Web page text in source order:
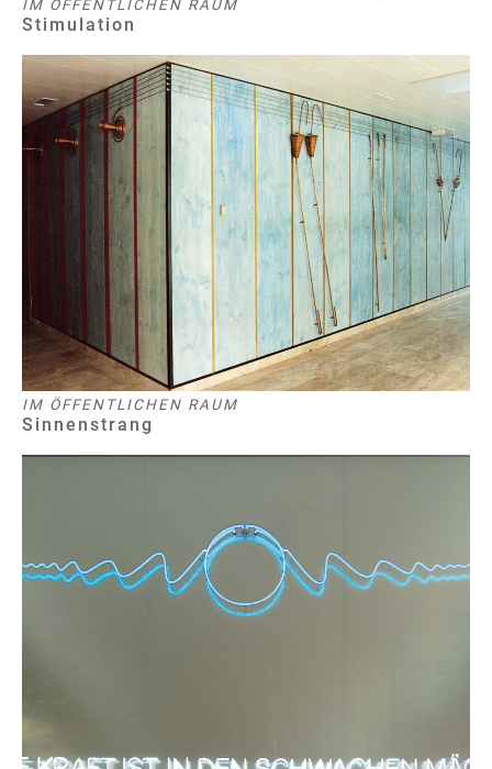
IM ÖFFENTLICHEN RAUM
Stimulation
IM ÖFFENTLICHEN RAUM
Sinnenstrang